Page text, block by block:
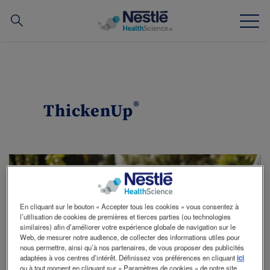
Produits
Nos Actualités
Services
Pour les professionnels de la santé
ThickenUp®
En cliquant sur le bouton « Accepter tous les cookies » vous consentez à
l’utilisation de cookies de premières et tierces parties (ou technologies
similaires) afin d’améliorer votre expérience globale de navigation sur le
Web, de mesurer notre audience, de collecter des informations utiles pour
nous permettre, ainsi qu’à nos partenaires, de vous proposer des publicités
adaptées à vos centres d’intérêt. Définissez vos préférences en cliquantici
ou à tout moment en cliquant sur « Paramètres de cookies » de notre site